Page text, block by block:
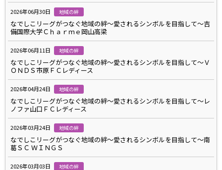
2026年06月30日 地域の絆
なでしこリーグがつなぐ地域の絆～愛されるシンボルを目指して～吉
備国際大学Ｃｈａｒｍｅ岡山高梁
2026年06月11日 地域の絆
なでしこリーグがつなぐ地域の絆～愛されるシンボルを目指して～Ｖ
ＯＮＤＳ市原ＦＣレディース
2026年04月24日 地域の絆
なでしこリーグがつなぐ地域の絆～愛されるシンボルを目指して～レ
ノファ山口ＦＣレディース
2026年03月24日 地域の絆
なでしこリーグがつなぐ地域の絆～愛されるシンボルを目指して～南
葛ＳＣ ＷＩＮＧＳ
2026年03月03日 地域の絆